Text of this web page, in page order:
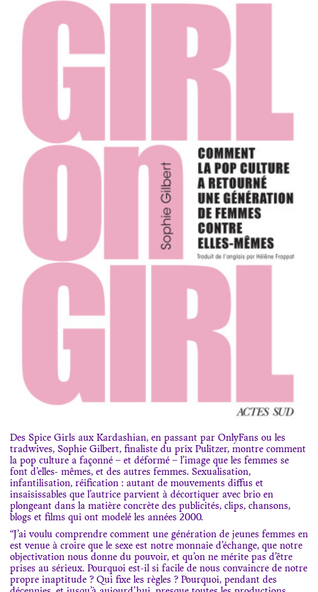
Des Spice Girls aux Kardashian, en passant par OnlyFans ou les
tradwives, Sophie Gilbert, finaliste du prix Pulitzer, montre comment
la pop culture a façonné – et déformé – l’image que les femmes se
font d’elles- mêmes, et des autres femmes. Sexualisation,
infantilisation, réification : autant de mouvements diffus et
insaisissables que l’autrice parvient à décortiquer avec brio en
plongeant dans la matière concrète des publicités, clips, chansons,
blogs et films qui ont modelé les années 2000.
“J’ai voulu comprendre comment une génération de jeunes femmes en
est venue à croire que le sexe est notre monnaie d’échange, que notre
objectivation nous donne du pouvoir, et qu’on ne mérite pas d’être
prises au sérieux. Pourquoi est-il si facile de nous convaincre de notre
propre inaptitude ? Qui fixe les règles ? Pourquoi, pendant des